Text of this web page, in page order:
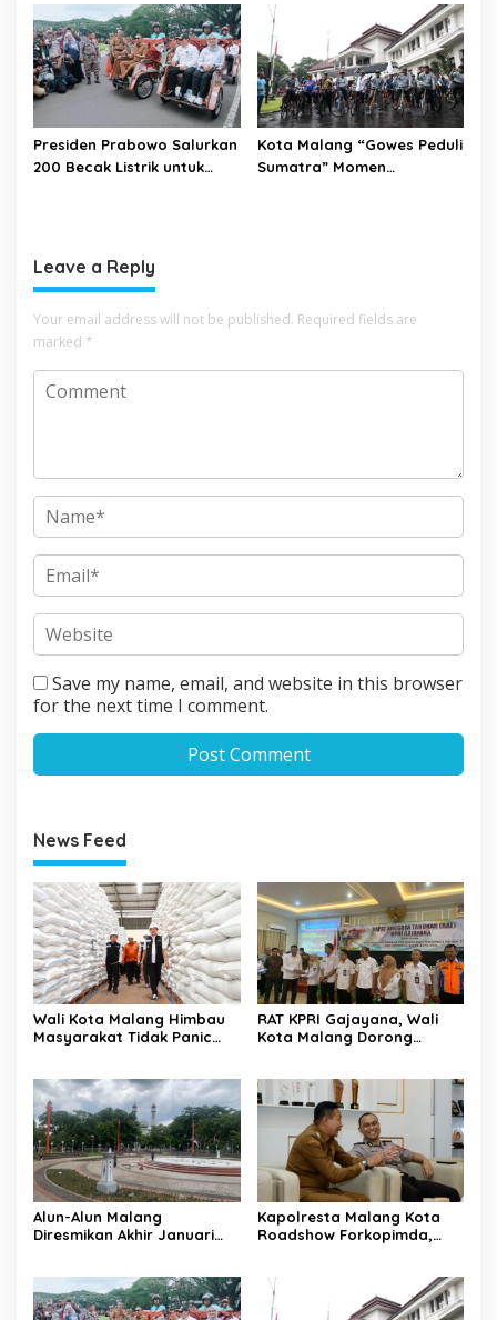
Pemetaan Kamtibmas
Presiden Prabowo Salurkan
200 Becak Listrik untuk
Kota Malang “Gowes Peduli
Sumatra” Momen
Leave a Reply
Your email address will not be published. Required fields are
marked *
Save my name, email, and website in this browser
for the next time I comment.
News Feed
Wali Kota Malang Himbau
Masyarakat Tidak Panic
RAT KPRI Gajayana, Wali
Kota Malang Dorong
Alun-Alun Malang
Diresmikan Akhir Januari
Kapolresta Malang Kota
Roadshow Forkopimda,